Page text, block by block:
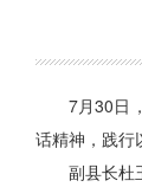
7月30日
话精神，践行
副县长杜